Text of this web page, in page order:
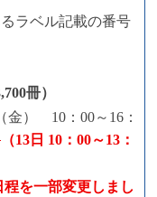
ラベル記載の番号
冊）
金） 10：00～16：
（13日 10：00～13 ：
を一部変更しまし